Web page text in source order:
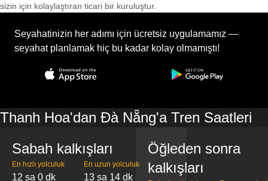
sizin için kolaylaştıran ticari bir kuruluştur.
Seyahatinizin her adımı için ücretsiz uygulamamız —
seyahat planlamak hiç bu kadar kolay olmamıştı!
Thanh Hoa'dan Đà Nẵng'a Tren Saatleri
Sabah kalkışları
En hızlı yolculuk
12 sa 0 dk
En uzun yolculuk
13 sa 14 dk
Öğleden sonra
kalkışları